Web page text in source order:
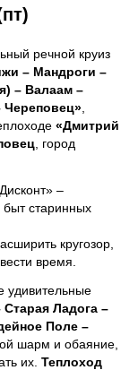
речной круиз
– Мандроги –
– Валаам –
«Дмитрий
, город
–
быт старинных
кругозор,
время.
удивительные
Ладога –
Поле –
шарм и обаяние,
их. Теплоход